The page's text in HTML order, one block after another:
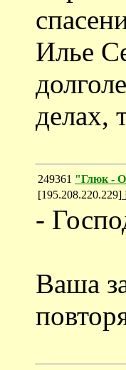
Илье
делах,
249361 "Глюк - О
[195.208.220.229]
-
Ваша